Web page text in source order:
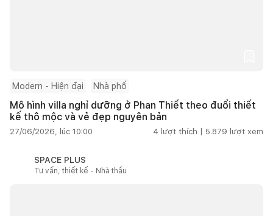
Modern - Hiện đại Nhà phố
Mô hình villa nghỉ dưỡng ở Phan Thiết theo đuổi thiết
kế thô mộc và vẻ đẹp nguyên bản
27/06/2026, lúc 10:00 4 lượt thích | 5.879 lượt xem
SPACE PLUS
Tư vấn, thiết kế - Nhà thầu